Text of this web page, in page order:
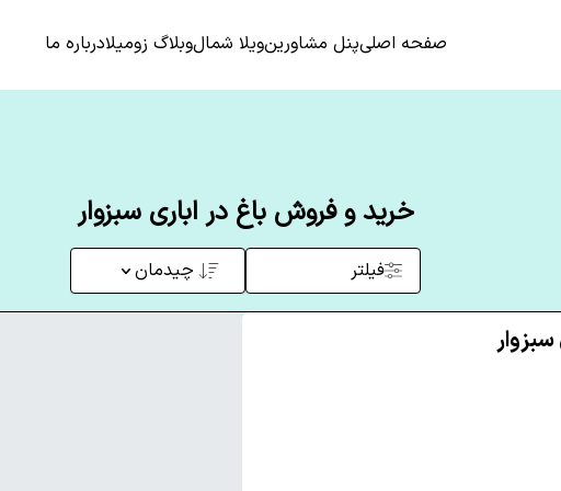
صفحه اصلیپنل مشاورینویلا شمالوبلاگ زومیلادرباره ما
خرید و فروش باغ در اباری سبزوار
فیلتر چیدمان